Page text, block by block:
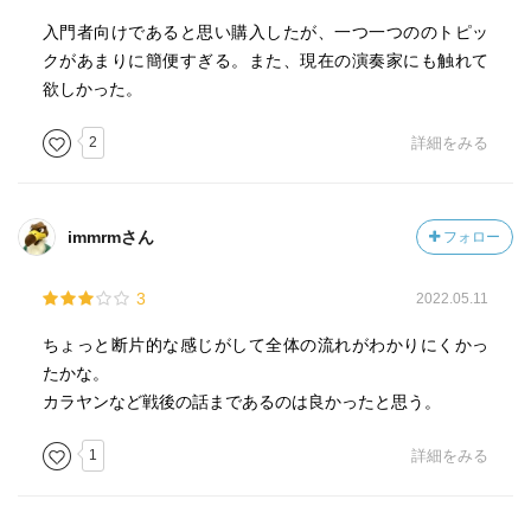
入門者向けであると思い購入したが、一つ一つののトピッ
クがあまりに簡便すぎる。また、現在の演奏家にも触れて
欲しかった。
2 詳細をみる
immrmさん フォロー
3 2022.05.11
ちょっと断片的な感じがして全体の流れがわかりにくかっ
たかな。
カラヤンなど戦後の話まであるのは良かったと思う。
1 詳細をみる